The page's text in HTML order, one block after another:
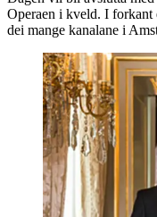
Operaen i kveld. I forkant
dei mange kanalane i